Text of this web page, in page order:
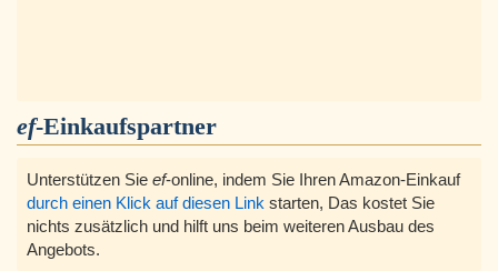
ef-Einkaufspartner
Unterstützen Sie ef-online, indem Sie Ihren Amazon-Einkauf
durch einen Klick auf diesen Link starten, Das kostet Sie
nichts zusätzlich und hilft uns beim weiteren Ausbau des
Angebots.